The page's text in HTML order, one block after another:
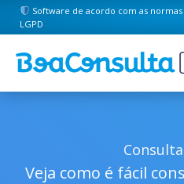
Software de acordo com as normas
LGPD
Veja como é fácil